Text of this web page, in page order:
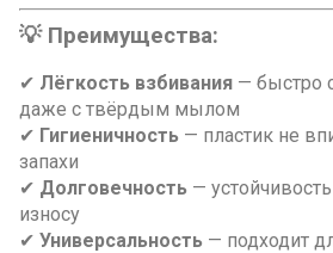
💡 Преимущества:
✔ Лёгкость взбивания — быстро
даже с твёрдым мылом
✔ Гигиеничность — пластик не
запахи
✔ Долговечность —
износу
✔ Универсальность — подходит